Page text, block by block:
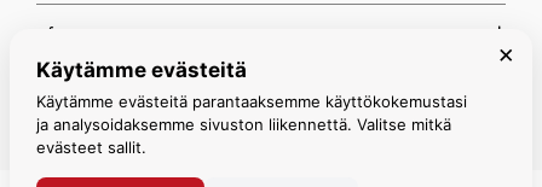
Info
Espoon myymälä
×
Käytämme evästeitä
Käytämme evästeitä parantaaksemme käyttökokemustasi
ja analysoidaksemme sivuston liikennettä. Valitse mitkä
evästeet sallit.